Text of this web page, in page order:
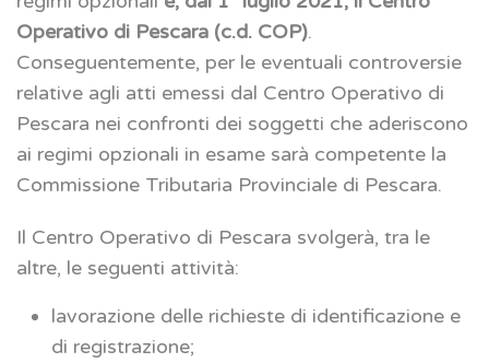
Operativo di Pescara (c.d. COP).
Conseguentemente, per le eventuali controversie
relative agli atti emessi dal Centro Operativo di
Pescara nei confronti dei soggetti che aderiscono
ai regimi opzionali in esame sarà competente la
Commissione Tributaria Provinciale di Pescara.
Il Centro Operativo di Pescara svolgerà, tra le
altre, le seguenti attività:
lavorazione delle richieste di identificazione e
di registrazione;